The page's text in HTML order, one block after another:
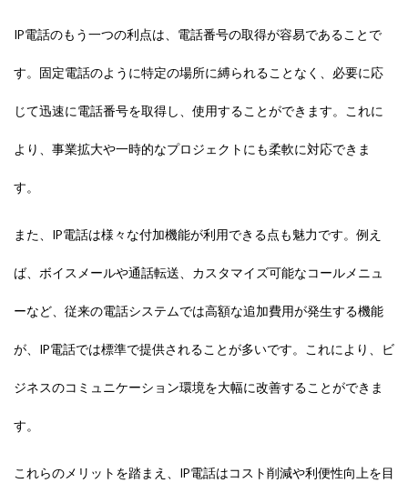
IP電話のもう一つの利点は、電話番号の取得が容易であることで
す。固定電話のように特定の場所に縛られることなく、必要に応
じて迅速に電話番号を取得し、使用することができます。これに
より、事業拡大や一時的なプロジェクトにも柔軟に対応できま
す。
また、IP電話は様々な付加機能が利用できる点も魅力です。例え
ば、ボイスメールや通話転送、カスタマイズ可能なコールメニュ
ーなど、従来の電話システムでは高額な追加費用が発生する機能
が、IP電話では標準で提供されることが多いです。これにより、ビ
ジネスのコミュニケーション環境を大幅に改善することができま
す。
これらのメリットを踏まえ、IP電話はコスト削減や利便性向上を目